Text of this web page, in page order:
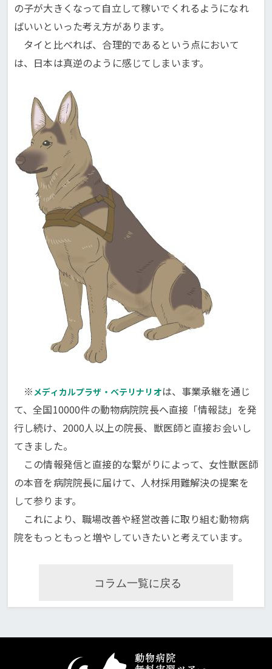
の子が大きくなって自立して稼いでくれるようになれ
ばいいといった考え方があります。
タイと比べれば、合理的であるという点において
は、日本は真逆のように感じてしまいます。
※メディカルプラザ・ベテリナリオは、事業承継を通じ
て、全国10000件の動物病院院長へ直接「情報誌」を発
行し続け、2000人以上の院長、獣医師と直接お会いし
てきました。
この情報発信と直接的な繋がりによって、女性獣医師
の本音を病院院長に届けて、人材採用難解決の提案を
して参ります。
これにより、職場改善や経営改善に取り組む動物病
院をもっともっと増やしていきたいと考えています。
コラム一覧に戻る